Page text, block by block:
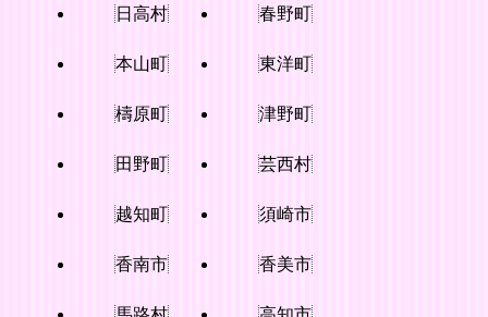
日高村 春野町
本山町 東洋町
檮原町 津野町
田野町 芸西村
越知町 須崎市
香南市 香美市